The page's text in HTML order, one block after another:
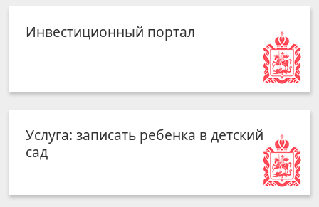
Инвестиционный портал
Услуга: записать ребенка в детский
сад